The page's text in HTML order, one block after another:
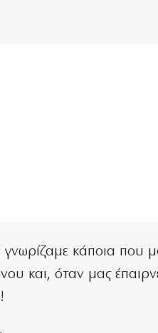
γνωρίζαμε κάποια που
και, όταν μας